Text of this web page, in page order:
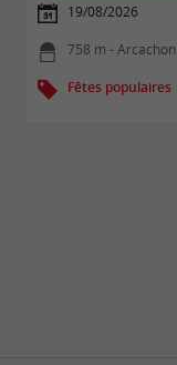
19/08/2026
758 m - Arcachon
Fêtes populaires